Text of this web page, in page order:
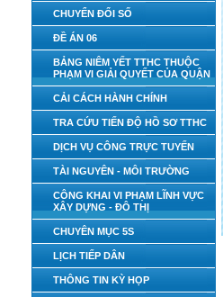
CHUYỂN ĐỔI SỐ
ĐỀ ÁN 06
BẢNG NIÊM YẾT TTHC THUỘC
PHẠM VI GIẢI QUYẾT CỦA QUẬN
CẢI CÁCH HÀNH CHÍNH
TRA CỨU TIẾN ĐỘ HỒ SƠ TTHC
DỊCH VỤ CÔNG TRỰC TUYẾN
TÀI NGUYÊN - MÔI TRƯỜNG
CÔNG KHAI VI PHẠM LĨNH VỰC
XÂY DỰNG - ĐÔ THỊ
CHUYÊN MỤC 5S
LỊCH TIẾP DÂN
THÔNG TIN KỲ HỌP